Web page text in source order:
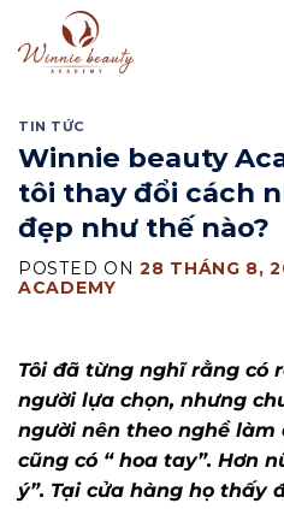
to
content
TIN TỨC
Winnie beauty
tôi thay đổi cách
đẹp như thế nào?
POSTED ON 28 THÁNG 8,
ACADEMY
Tôi đã từng nghĩ rằng có
người lựa chọn, nhưng
người nên theo nghề làm
cũng có “ hoa tay”. Hơn
ý”. Tại cửa hàng họ thấy